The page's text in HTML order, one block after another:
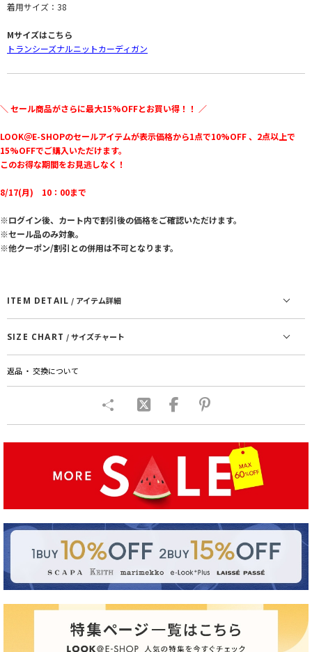
着用サイズ：38
Mサイズはこちら
トランシーズナルニットカーディガン
＼ セール商品がさらに最大15%OFFとお買い得！！ ／
LOOK＠E-SHOPのセールアイテムが表示価格から1点で10%OFF 、2点以上で
15%OFFでご購入いただけます。
このお得な期間をお見逃しなく！
8/17(月) 10：00まで
※ログイン後、カート内で割引後の価格をご確認いただけます。
※セール品のみ対象。
※他クーポン/割引との併用は不可となります。
ITEM DETAIL / アイテム詳細
SIZE CHART / サイズチャート
返品 ・ 交換について